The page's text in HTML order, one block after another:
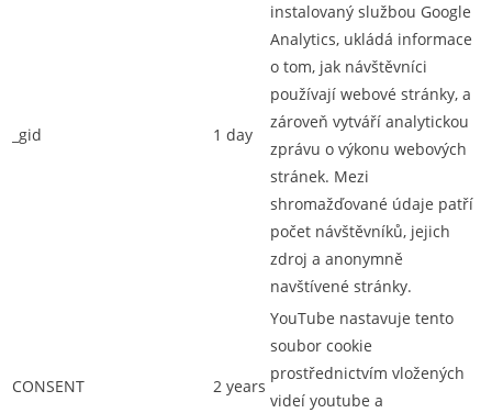
_gid 1 day
instalovaný službou Google
Analytics, ukládá informace
o tom, jak návštěvníci
používají webové stránky, a
zároveň vytváří analytickou
zprávu o výkonu webových
stránek. Mezi
shromažďované údaje patří
počet návštěvníků, jejich
zdroj a anonymně
navštívené stránky.
CONSENT 2 years
YouTube nastavuje tento
soubor cookie
prostřednictvím vložených
videí youtube a